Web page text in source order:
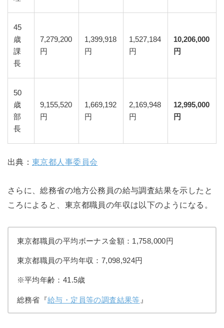
45
歳
課
長
7,279,200
円
1,399,918
円
1,527,184
円
10,206,000
円
50
歳
部
長
9,155,520
円
1,669,192
円
2,169,948
円
12,995,000
円
出典：東京都人事委員会
さらに、総務省の地方公務員の給与調査結果を示したと
ころによると、東京都職員の年収は以下のようになる。
東京都職員の平均ボーナス金額：1,758,000円
東京都職員の平均年収：7,098,924円
※平均年齢：41.5歳
総務省『給与・定員等の調査結果等 』